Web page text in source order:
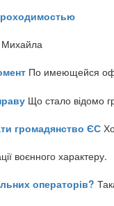
Михайла
По имеющейся
Що стало відомо
громадянство ЄС
воєнного характеру.
операторів?